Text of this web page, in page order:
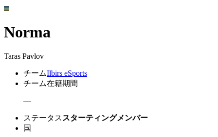
Norma
Taras Pavlov
チームIlbirs eSports
チーム在籍期間
—
ステータス スターティングメンバー
国